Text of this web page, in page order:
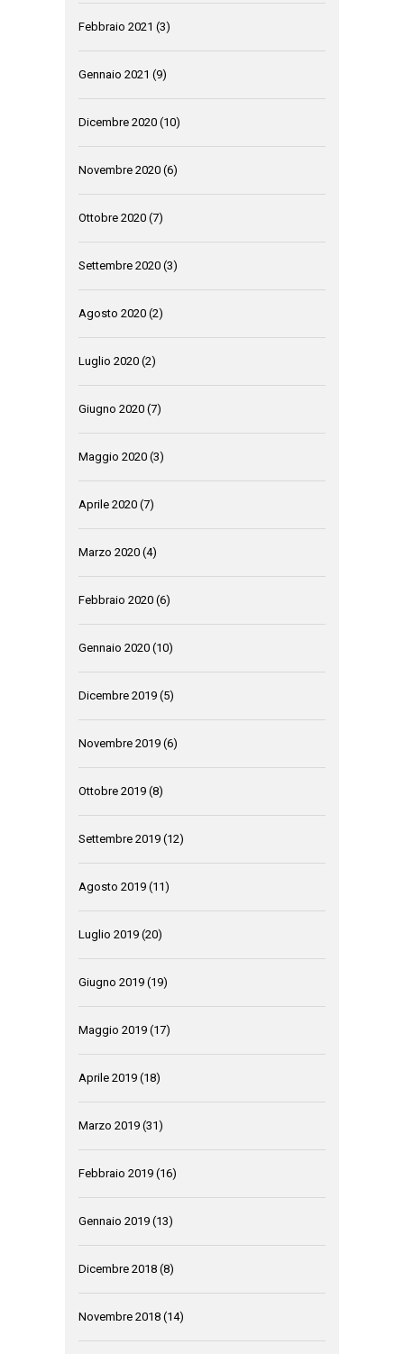
Febbraio 2021 (3)
Gennaio 2021 (9)
Dicembre 2020 (10)
Novembre 2020 (6)
Ottobre 2020 (7)
Settembre 2020 (3)
Agosto 2020 (2)
Luglio 2020 (2)
Giugno 2020 (7)
Maggio 2020 (3)
Aprile 2020 (7)
Marzo 2020 (4)
Febbraio 2020 (6)
Gennaio 2020 (10)
Dicembre 2019 (5)
Novembre 2019 (6)
Ottobre 2019 (8)
Settembre 2019 (12)
Agosto 2019 (11)
Luglio 2019 (20)
Giugno 2019 (19)
Maggio 2019 (17)
Aprile 2019 (18)
Marzo 2019 (31)
Febbraio 2019 (16)
Gennaio 2019 (13)
Dicembre 2018 (8)
Novembre 2018 (14)